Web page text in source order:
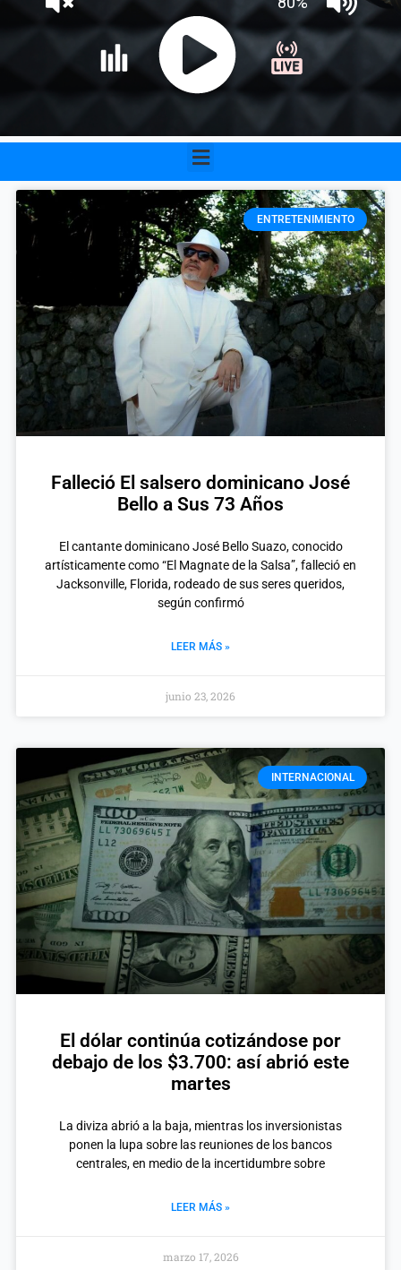
Menu
ENTRETENIMIENTO
Falleció El salsero dominicano José
Bello a Sus 73 Años
El cantante dominicano José Bello Suazo, conocido
artísticamente como “El Magnate de la Salsa”, falleció en
Jacksonville, Florida, rodeado de sus seres queridos,
según confirmó
LEER MÁS »
junio 23, 2026
INTERNACIONAL
El dólar continúa cotizándose por
debajo de los $3.700: así abrió este
martes
La diviza abrió a la baja, mientras los inversionistas
ponen la lupa sobre las reuniones de los bancos
centrales, en medio de la incertidumbre sobre
LEER MÁS »
marzo 17, 2026